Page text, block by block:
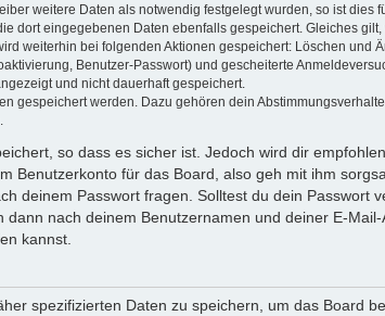
weitere Daten als notwendig festgelegt wurden, so ist dies
dort eingegebenen Daten ebenfalls gespeichert. Gleiches
weiterhin bei folgenden Aktionen gespeichert: Löschen und
Benutzer-Passwort) und gescheiterte
und nicht dauerhaft gespeichert.
gespeichert werden. Dazu gehören dein
so dass es sicher ist. Jedoch wird dir
Benutzerkonto für das Board, also geh mit ihm
deinem Passwort fragen. Solltest du dein Passwort
nach deinem Benutzernamen und deiner E-
kannst.
spezifizierten Daten zu speichern, um das Board